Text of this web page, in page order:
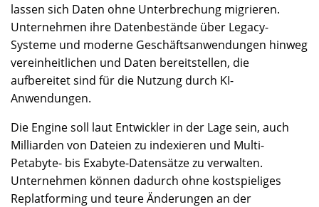
lassen sich Daten ohne Unterbrechung migrieren.
Unternehmen ihre Datenbestände über Legacy-
Systeme und moderne Geschäftsanwendungen hinweg
vereinheitlichen und Daten bereitstellen, die
aufbereitet sind für die Nutzung durch KI-
Anwendungen.
Die Engine soll laut Entwickler in der Lage sein, auch
Milliarden von Dateien zu indexieren und Multi-
Petabyte- bis Exabyte-Datensätze zu verwalten.
Unternehmen können dadurch ohne kostspieliges
Replatforming und teure Änderungen an der